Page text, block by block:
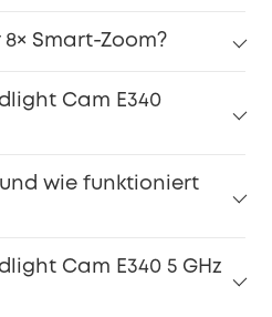
Smart-Zoom?
Cam E340
wie funktioniert
Cam E340 5 GHz